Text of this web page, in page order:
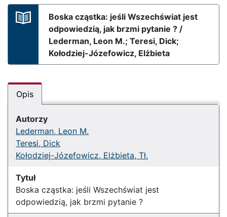
Boska cząstka: jeśli Wszechświat jest
odpowiedzią, jak brzmi pytanie ? /
Lederman, Leon M.; Teresi, Dick;
Kołodziej-Józefowicz, Elżbieta
Opis
Autorzy
Lederman, Leon M.
Teresi, Dick
Kołodziej-Józefowicz, Elżbieta, Tł.
Tytuł
Boska cząstka: jeśli Wszechświat jest
odpowiedzią, jak brzmi pytanie ?